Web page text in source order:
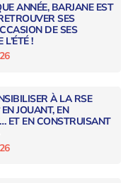
ANNÉE, BARJANE EST
SES
DE SES
L’ÉTÉ !
À LA RSE
JOUANT, EN
ET EN CONSTRUISANT